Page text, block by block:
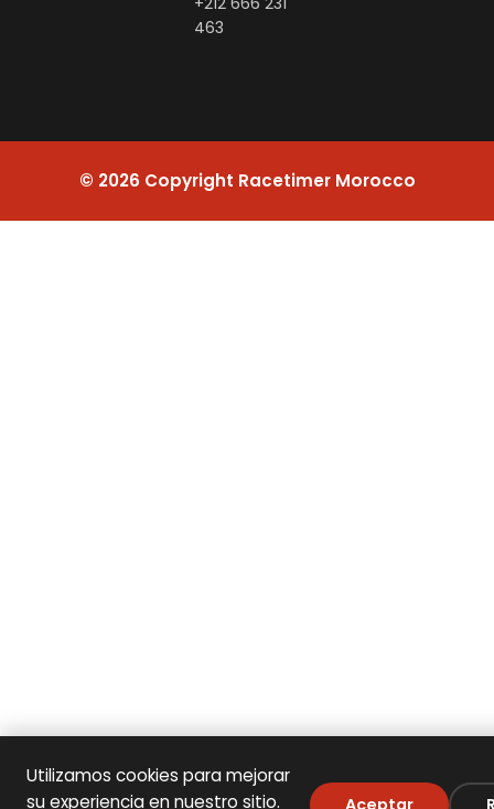
463
© 2026 Copyright Racetimer Morocco
Utilizamos cookies para mejorar
su experiencia en nuestro sitio.
Aceptar